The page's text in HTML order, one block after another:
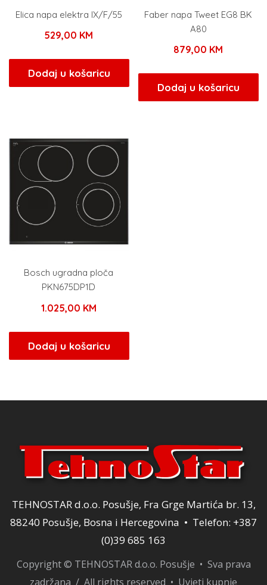
Elica napa elektra IX/F/55
529,00 KM
Dodaj u košaricu
Faber napa Tweet EG8 BK
A80
879,00 KM
Dodaj u košaricu
Bosch ugradna ploča
PKN675DP1D
1.025,00 KM
Dodaj u košaricu
TEHNOSTAR d.o.o. Posušje, Fra Grge Martića br. 13,
88240 Posušje, Bosna i Hercegovina • Telefon: +387
(0)39 685 163
Copyright © TEHNOSTAR d.o.o. Posušje • Sva prava
zadržana / All rights reserved • Uvjeti kupnje